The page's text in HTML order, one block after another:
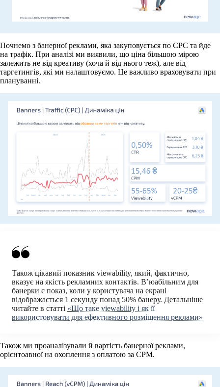
Почнемо з банерної реклами, яка закуповується по CPC та йде
на трафік. При аналізі ми виявили, що ціна більшою мірою
залежить не від креативу (хоча й від нього теж), але від
таргетингів, які ми налаштовуємо. Це важливо враховувати при
плануванні.
Також цікавий показник viewability, який, фактично,
вказує на якість рекламних контактів. В’юабільним для
банерки є показ, коли у користувача на екрані
відображається 1 секунду понад 50% банеру. Детальніше
читайте в статті «Що таке viewability і як її
використовувати для ефективного розміщення реклами»
Також ми проаналізували й вартість банерної реклами,
орієнтоавної на охоплення з оплатою за CPM.